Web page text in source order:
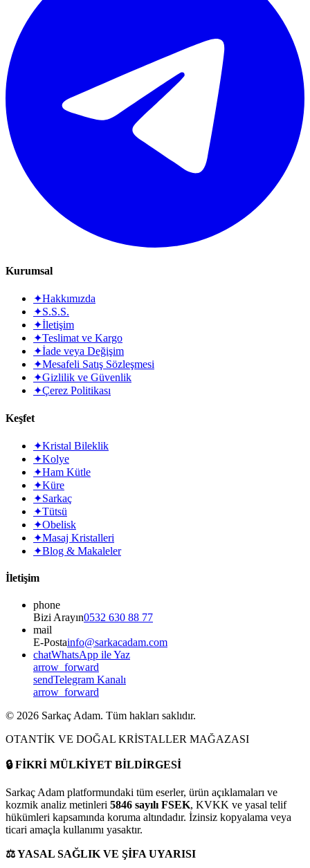
Kurumsal
✦Hakkımızda
✦S.S.S.
✦İletişim
✦Teslimat ve Kargo
✦İade veya Değişim
✦Mesafeli Satış Sözleşmesi
✦Gizlilik ve Güvenlik
✦Çerez Politikası
Keşfet
✦Kristal Bileklik
✦Kolye
✦Ham Kütle
✦Küre
✦Sarkaç
✦Tütsü
✦Obelisk
✦Masaj Kristalleri
✦Blog & Makaleler
İletişim
phone
Bizi Arayın0532 630 88 77
mail
E-Postainfo@sarkacadam.com
chatWhatsApp ile Yaz
arrow_forward
sendTelegram Kanalı
arrow_forward
© 2026 Sarkaç Adam. Tüm hakları saklıdır.
OTANTİK VE DOĞAL KRİSTALLER MAĞAZASI
🔒FİKRİ MÜLKİYET BİLDİRGESİ
Sarkaç Adam platformundaki tüm eserler, ürün açıklamaları ve
kozmik analiz metinleri 5846 sayılı FSEK, KVKK ve yasal telif
hükümleri kapsamında koruma altındadır. İzinsiz kopyalama veya
ticari amaçla kullanımı yasaktır.
⚖️YASAL SAĞLIK VE ŞİFA UYARISI